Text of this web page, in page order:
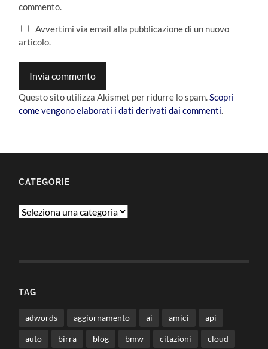
commento.
Avvertimi via email alla pubblicazione di un nuovo
articolo.
Questo sito utilizza Akismet per ridurre lo spam.Scopri
come vengono elaborati i dati derivati dai commenti.
CATEGORIE
Categorie
TAG
adwords aggiornamento ai amici api
auto birra blog bmw citazioni cloud